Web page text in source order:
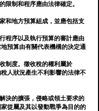
限制和程序應由法律確定。
和地方預算組成，並應包括支
程序以及執行預算的審計應由
預算由有關代表機構的決定通
制度。徵收稅的權利屬於
人狀況產生不利影響的法律不
決的擴張，侵略或領土要求的
從屬及其以發動戰爭為目的的